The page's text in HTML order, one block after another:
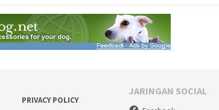
PRIVACY POLICY
JARINGAN SOCIAL